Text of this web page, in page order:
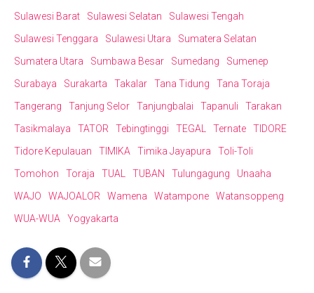
Sulawesi Barat
Sulawesi Selatan
Sulawesi Tengah
Sulawesi Tenggara
Sulawesi Utara
Sumatera Selatan
Sumatera Utara
Sumbawa Besar Sumedang
Sumenep
Surabaya
Surakarta Takalar Tana Tidung
Tana Toraja
Tangerang
Tanjung Selor Tanjungbalai Tapanuli
Tarakan
Tasikmalaya
TATOR Tebingtinggi TEGAL Ternate
TIDORE
Tidore Kepulauan
TIMIKA Timika Jayapura
Toli-Toli
Tomohon
Toraja TUAL TUBAN Tulungagung
Unaaha
WAJO
WAJOALOR Wamena Watampone
Watansoppeng
WUA-WUA
Yogyakarta